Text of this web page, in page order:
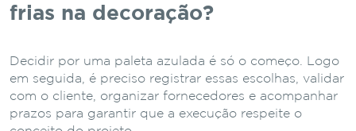
frias na decoração?
Decidir por uma paleta azulada é só o começo. Logo
em seguida, é preciso registrar essas escolhas, validar
com o cliente, organizar fornecedores e acompanhar
prazos para garantir que a execução respeite o